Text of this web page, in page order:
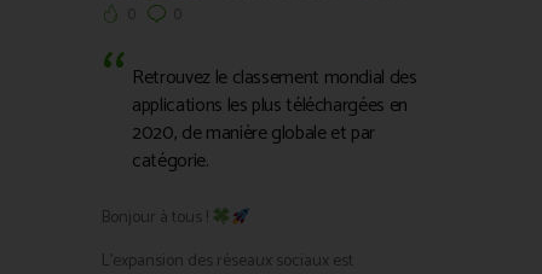
Retrouvez le classement mondial des
applications les plus téléchargées en
2020, de manière globale et par
catégorie.
Bonjour à tous !
L’expansion des réseaux sociaux est